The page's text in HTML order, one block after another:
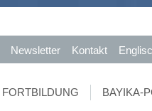
Newsletter Kontakt
FORTBILDUNG
BAYIKA-